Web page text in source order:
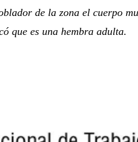
de la zona el cuerpo
que es una hembra adulta.